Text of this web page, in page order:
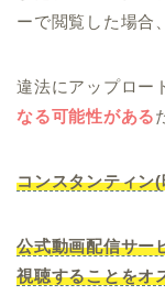
ーで閲覧した場合、
違法にアップロー
なる可能性がある
コンスタンティン
公式動画配信サー
視聴することをオ